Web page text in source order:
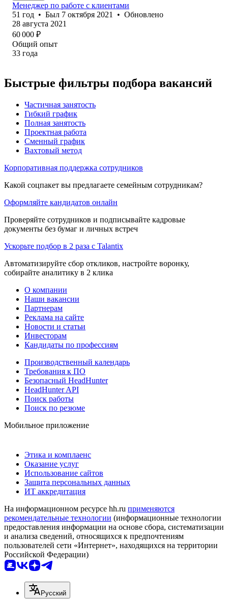
Менеджер по работе с клиентами
51 год • Был 7 октября 2021 • Обновлено
28 августа 2021
60 000 ₽
Общий опыт
33 года
Быстрые фильтры подбора вакансий
Частичная занятость
Гибкий график
Полная занятость
Проектная работа
Сменный график
Вахтовый метод
Корпоративная поддержка сотрудников
Какой соцпакет вы предлагаете семейным сотрудникам?
Оформляйте кандидатов онлайн
Проверяйте сотрудников и подписывайте кадровые
документы без бумаг и личных встреч
Ускорьте подбор в 2 раза с Talantix
Автоматизируйте сбор откликов, настройте воронку,
собирайте аналитику в 2 клика
О компании
Наши вакансии
Партнерам
Реклама на сайте
Новости и статьи
Инвесторам
Кандидаты по профессиям
Производственный календарь
Требования к ПО
Безопасный HeadHunter
HeadHunter API
Поиск работы
Поиск по резюме
Мобильное приложение
Этика и комплаенс
Оказание услуг
Использование сайтов
Защита персональных данных
ИТ аккредитация
На информационном ресурсе hh.ru применяются
рекомендательные технологии (информационные технологии
предоставления информации на основе сбора, систематизации
и анализа сведений, относящихся к предпочтениям
пользователей сети «Интернет», находящихся на территории
Российской Федерации)
Русский